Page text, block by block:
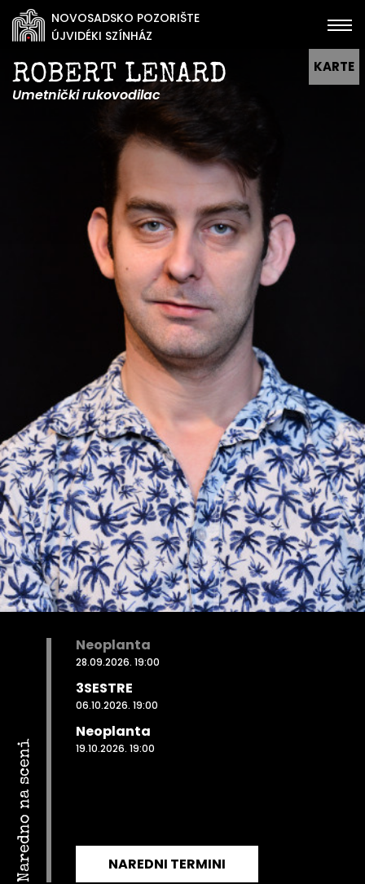
NOVOSADSKO POZORIŠTE
ÚJVIDÉKI SZÍNHÁZ
KARTE
ROBERT LENARD
Umetnički rukovodilac
Naredno na sceni
Neoplanta
28.09.2026. 19:00
3SESTRE
06.10.2026. 19:00
Neoplanta
19.10.2026. 19:00
NAREDNI TERMINI